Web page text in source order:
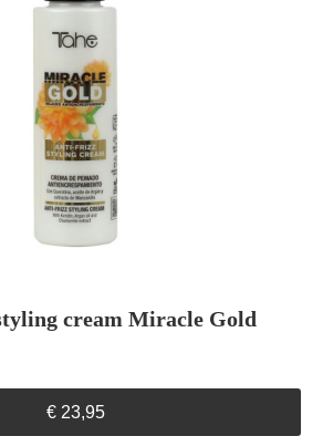
cream Miracle Gold
€23,95